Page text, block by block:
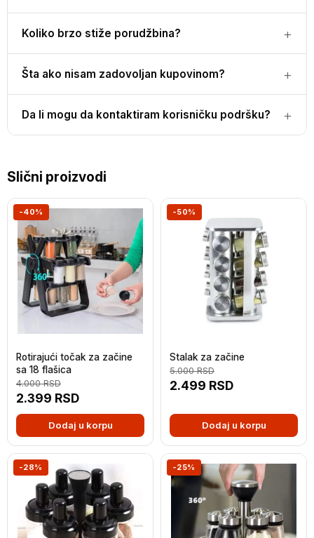
Koliko brzo stiže porudžbina?
Šta ako nisam zadovoljan kupovinom?
Da li mogu da kontaktiram korisničku podršku?
Slični proizvodi
-40%
Rotirajući točak za začine
sa 18 flašica
2.399 RSD
4.000RSD
Dodaj u korpu
-50%
Stalak za začine
2.499 RSD
5.000RSD
Dodaj u korpu
-28% -25%